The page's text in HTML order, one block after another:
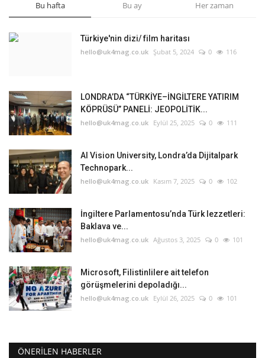
Bu hafta Bu ay Her zaman
Türkiye'nin dizi/ film haritası
hello@uk4mag.co.uk Şubat 5, 2024 0 116
LONDRA’DA “TÜRKİYE–İNGİLTERE YATIRIM
KÖPRÜSÜ” PANELİ: JEOPOLİTİK...
hello@uk4mag.co.uk Eylül 25, 2025 0 111
AI Vision University, Londra’da Dijitalpark
Technopark...
hello@uk4mag.co.uk Kasım 7, 2025 0 102
İngiltere Parlamentosu’nda Türk lezzetleri:
Baklava ve...
hello@uk4mag.co.uk Ağustos 3, 2025 0 101
Microsoft, Filistinlilere ait telefon
görüşmelerini depoladığı...
hello@uk4mag.co.uk Eylül 26, 2025 0 101
ÖNERILEN HABERLER